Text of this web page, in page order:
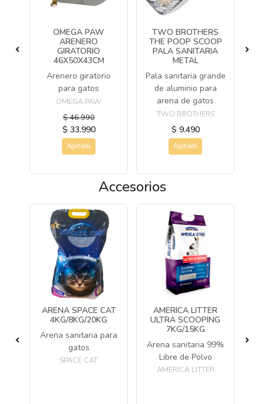
OMEGA PAW
ARENERO
GIRATORIO
46X50X43CM
Arenero giratorio
para gatos
OMEGA PAW
$ 46.990
$ 33.990
Agotado
TWO BROTHERS
THE POOP SCOOP
PALA SANITARIA
METAL
Pala sanitaria grande
de aluminio para
arena de gatos
TWO BROTHERS
$ 9.490
Agotado
Accesorios
ARENA SPACE CAT
4KG/8KG/20KG
Arena sanitaria para
gatos
SPACE CAT
AMERICA LITTER
ULTRA SCOOPING
7KG/15KG
Arena sanitaria 99%
Libre de Polvo
AMERICA LITTER